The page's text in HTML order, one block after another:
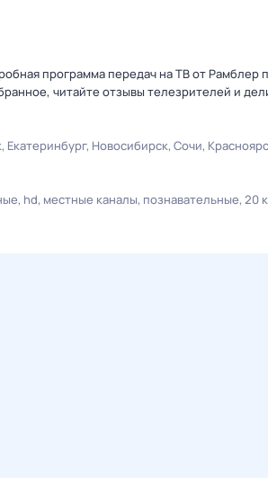
программа передач на ТВ от Рамблер
читайте отзывы телезрителей и
Екатеринбург Новосибирск Сочи
hd местные каналы познавательные 20